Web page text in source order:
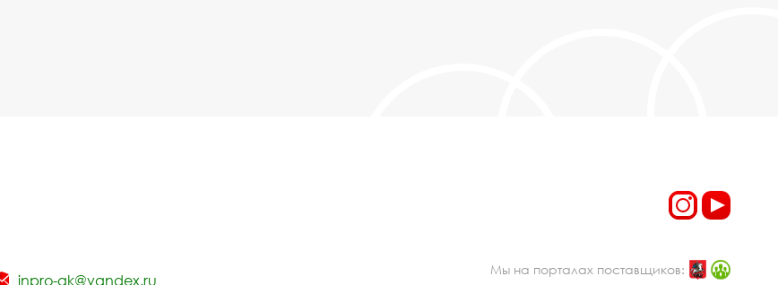
inpro-gk@yandex.ru
Мы на порталах поставщиков: